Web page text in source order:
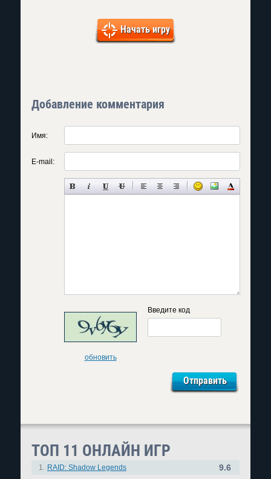
Начать игру
Добавление комментария
Имя:
E-mail:
обновить
Введите код
ТОП 11 ОНЛАЙН ИГР
1. RAID: Shadow Legends 9.6